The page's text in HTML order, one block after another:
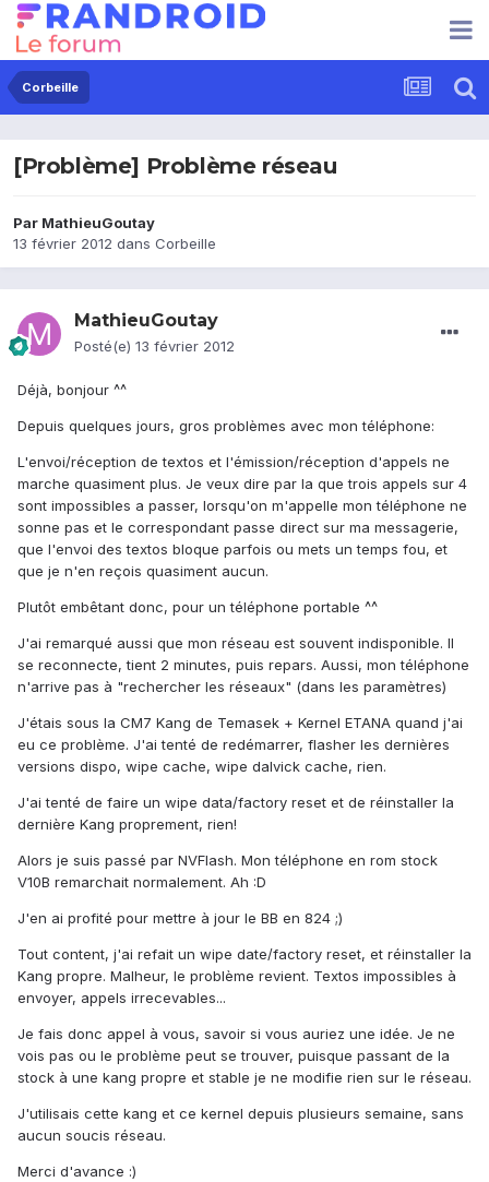
Corbeille
[Problème] Problème réseau
Par MathieuGoutay
13 février 2012 dans Corbeille
MathieuGoutay
Posté(e) 13 février 2012
Déjà, bonjour ^^
Depuis quelques jours, gros problèmes avec mon téléphone:
L'envoi/réception de textos et l'émission/réception d'appels ne
marche quasiment plus. Je veux dire par la que trois appels sur 4
sont impossibles a passer, lorsqu'on m'appelle mon téléphone ne
sonne pas et le correspondant passe direct sur ma messagerie,
que l'envoi des textos bloque parfois ou mets un temps fou, et
que je n'en reçois quasiment aucun.
Plutôt embêtant donc, pour un téléphone portable ^^
J'ai remarqué aussi que mon réseau est souvent indisponible. Il
se reconnecte, tient 2 minutes, puis repars. Aussi, mon téléphone
n'arrive pas à "rechercher les réseaux" (dans les paramètres)
J'étais sous la CM7 Kang de Temasek + Kernel ETANA quand j'ai
eu ce problème. J'ai tenté de redémarrer, flasher les dernières
versions dispo, wipe cache, wipe dalvick cache, rien.
J'ai tenté de faire un wipe data/factory reset et de réinstaller la
dernière Kang proprement, rien!
Alors je suis passé par NVFlash. Mon téléphone en rom stock
V10B remarchait normalement. Ah :D
J'en ai profité pour mettre à jour le BB en 824 ;)
Tout content, j'ai refait un wipe date/factory reset, et réinstaller la
Kang propre. Malheur, le problème revient. Textos impossibles à
envoyer, appels irrecevables...
Je fais donc appel à vous, savoir si vous auriez une idée. Je ne
vois pas ou le problème peut se trouver, puisque passant de la
stock à une kang propre et stable je ne modifie rien sur le réseau.
J'utilisais cette kang et ce kernel depuis plusieurs semaine, sans
aucun soucis réseau.
Merci d'avance :)